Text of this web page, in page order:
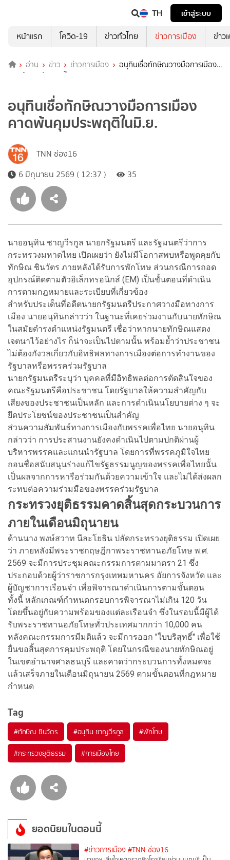
TH
เข้าสู่ระบบ
หน้าแรก
โควิด-19 ข่าวทั่วไทย ข่าวการเมือง ข่าว
อ่าน ข่าว ข่าวการเมือง
อนุทินเชื่อทักษิณวางมือการเมือง
คาดพ้นคุมประพฤติในมิ.ย.
อนุทินเชื่อทักษิณวางมือการเมือง
คาดพ้นคุมประพฤติในมิ.ย.
TNN ช่อง16
6 มิถุนายน 2569 ( 12:37 )
35
นายอนุทิน ชาญวีรกูล นายกรัฐมนตรี และรัฐมนตรีว่าการ
กระทรวงมหาดไทย เปิดเผยว่า ยังไม่มีโอกาสพบหรือพูดคุยกับ
ทักษิณ ชินวัตร ภายหลังได้รับการพักโทษ ส่วนกรณีการถอด
อุปกรณ์ติดตามตัวอิเล็กทรอนิกส์ (EM) เป็นขั้นตอนที่ดำเนิน
การตามกฎหมายและระเบียบที่เกี่ยวข้อง
สำหรับประเด็นที่อดีตนายกรัฐมนตรีประกาศวางมือทางการ
เมือง นายอนุทินกล่าวว่า ในฐานะที่เคยร่วมงานกับนายทักษิณ
ในสมัยดำรงตำแหน่งรัฐมนตรี เชื่อว่าหากนายทักษิณแสดง
เจตนาไว้อย่างไร ก็น่าจะเป็นไปตามนั้น พร้อมย้ำว่าประชาชน
ไม่ต้องกังวลเกี่ยวกับอิทธิพลทางการเมืองต่อการทำงานของ
รัฐบาลหรือพรรคร่วมรัฐบาล
นายกรัฐมนตรีระบุว่า บุคคลที่มีอิทธิพลต่อการตัดสินใจของ
คณะรัฐมนตรีคือประชาชน โดยรัฐบาลให้ความสำคัญกับ
เสียงของประชาชนเป็นหลัก และการดำเนินนโยบายต่าง ๆ จะ
ยึดประโยชน์ของประชาชนเป็นสำคัญ
ส่วนความสัมพันธ์ทางการเมืองกับพรรคเพื่อไทย นายอนุทิน
กล่าวว่า การประสานงานยังคงดำเนินไปตามปกติผ่านผู้
บริหารพรรคและแกนนำรัฐบาล โดยการที่พรรคภูมิใจไทย
ถอนชื่อสนับสนุนร่างแก้ไขรัฐธรรมนูญของพรรคเพื่อไทยนั้น
เป็นผลจากการหารือร่วมกันด้วยความเข้าใจ และไม่ได้ส่งผลก
ระทบต่อความร่วมมือของพรรคร่วมรัฐบาล
กระทรวงยุติธรรมคาดสิ้นสุดกระบวนการ
ภายในเดือนมิถุนายน
ด้านนาง พงษ์สวาท นีละโยธิน ปลัดกระทรวงยุติธรรม เปิดเผย
ว่า ภายหลังมีพระราชกฤษฎีกาพระราชทานอภัยโทษ พ.ศ.
2569 จะมีการประชุมคณะกรรมการตามมาตรา 21 ซึ่ง
ประกอบด้วยผู้ว่าราชการกรุงเทพมหานคร อัยการจังหวัด และ
ผู้บัญชาการเรือนจำ เพื่อพิจารณาดำเนินการตามขั้นตอน
ทั้งนี้ หลักเกณฑ์กำหนดกรอบการพิจารณาไม่เกิน 120 วัน
โดยขึ้นอยู่กับความพร้อมของแต่ละเรือนจำ ซึ่งในรอบนี้มีผู้ได้
รับพระราชทานอภัยโทษทั่วประเทศมากกว่า 10,000 คน
หลังคณะกรรมการมีมติแล้ว จะมีการออก "ใบบริสุทธิ์" เพื่อใช้
ยื่นขอสิ้นสุดการคุมประพฤติ โดยในกรณีของนายทักษิณอยู่
ในเขตอำนาจศาลธนบุรี และคาดว่ากระบวนการทั้งหมดจะ
แล้วเสร็จภายในเดือนมิถุนายน 2569 ตามขั้นตอนที่กฎหมาย
กำหนด
Tag
#ทักษิณ ชินวัตร #อนุทิน ชาญวีรกูล #พักโทษ
#กระทรวงยุติธรรม #การเมืองไทย
ยอดนิยมในตอนนี้
#ข่าวการเมือง #TNN ช่อง16